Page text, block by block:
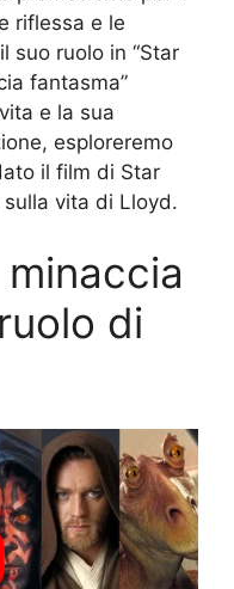
riflessa e le
suo ruolo in “Star
fantasma”
e la sua
esploreremo
il film di Star
sulla vita di Lloyd.
di